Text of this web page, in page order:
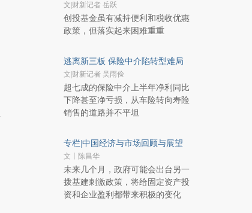
文|财新记者 岳跃
创投基金虽有减持便利和税收优惠
政策，但落实起来困难重重
逃离新三板 保险中介陷转型难局
文|财新记者 吴雨俭
超七成的保险中介上半年净利同比
下降甚至净亏损，从车险转向寿险
销售的道路并不平坦
专栏|中国经济与市场回顾与展望
文丨陈昌华
未来几个月，政府可能会出台另一
拨基建刺激政策，将给固定资产投
资和企业盈利都带来积极的变化